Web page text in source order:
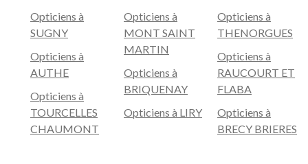
Opticiens à
SUGNY
Opticiens à
AUTHE
Opticiens à
TOURCELLES
CHAUMONT
Opticiens à
MONT SAINT
MARTIN
Opticiens à
BRIQUENAY
Opticiens à LIRY
Opticiens à
THENORGUES
Opticiens à
RAUCOURT ET
FLABA
Opticiens à
BRECY BRIERES